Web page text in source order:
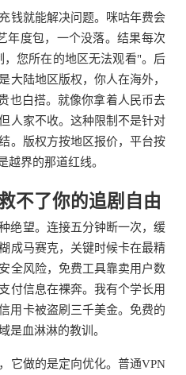
钱就能解决问题。咪咕年费会
年度包，一个没落。结果每次
，您所在的地区无法观看"。后
大陆地区版权，你人在海外，
也白搭。就像你拿着人民币去
人家不收。这种限制不是针对
。版权方按地区报价，平台按
越界的那道红线。
不了你的追剧自由
绝望。连接五分钟断一次，缓
成马赛克，关键时候卡在最精
全风险，免费工具靠卖用户数
付信息在裸奔。我有个学长用
用卡被盗刷三千美金。免费的
是血淋淋的教训。
它做的是定向优化。普通VPN